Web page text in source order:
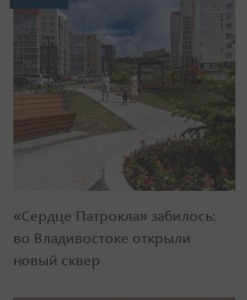
«Сердце Патрокла» забилось:
во Владивостоке открыли
новый сквер